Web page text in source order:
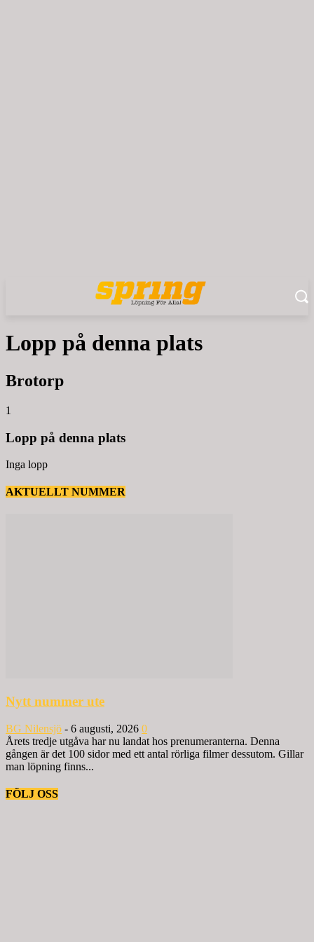
Lopp på denna plats
Brotorp
1
Lopp på denna plats
Inga lopp
AKTUELLT NUMMER
Nytt nummer ute
BG Nilensjö - 6 augusti, 2026 0
Årets tredje utgåva har nu landat hos prenumeranterna. Denna
gången är det 100 sidor med ett antal rörliga filmer dessutom. Gillar
man löpning finns...
FÖLJ OSS